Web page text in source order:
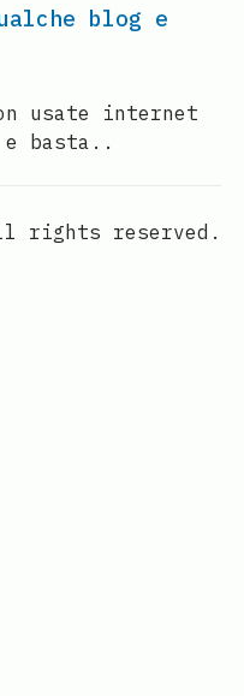
blog e
usate internet
e basta..
rights reserved.